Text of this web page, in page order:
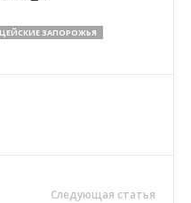
ЗАПОРОЖЬЯ
Следующая статья